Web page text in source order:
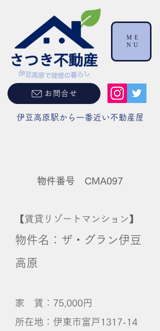
伊豆高原駅から一番近い不動産屋
お問合せ
ME
NU
物件番号 CMA097
【賃貸リゾートマンション】
物件名：ザ・グラン伊豆
高原
家 賃：75,000円
所在地：伊東市富戸1317-14